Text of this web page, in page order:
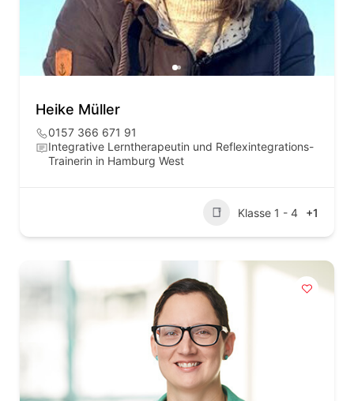
Heike Müller
0157 366 671 91
Integrative Lerntherapeutin und Reflexintegrations-
Trainerin in Hamburg West
Klasse 1 - 4 +1